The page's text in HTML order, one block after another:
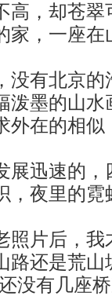
高，却苍
家，一座
没有北京
泼墨的山
外在的相
展迅速的
，夜里的
照片后，
路还是荒山
没有几座